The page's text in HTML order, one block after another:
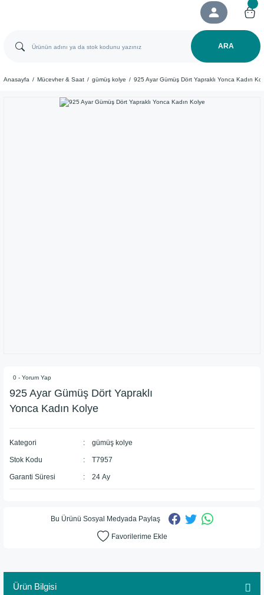
ARA
Anasayfa Mücevher & Saat gümüş kolye 925 Ayar Gümüş Dört Yapraklı Yonca Kadın
0 - Yorum Yap
925 Ayar Gümüş Dört Yapraklı
Yonca Kadın Kolye
Kategori gümüş kolye
Stok Kodu T7957
Garanti Süresi 24 Ay
Bu Ürünü Sosyal Medyada Paylaş
Ürün Bilgisi